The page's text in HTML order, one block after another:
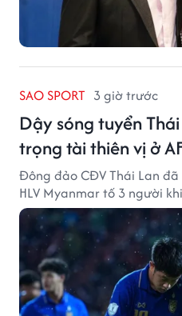
SAO SPORT 3 giờ trước
Dậy sóng tuyển
trọng tài thiên vị ở
Đông đảo CĐV Thái Lan
HLV Myanmar tố 3 người